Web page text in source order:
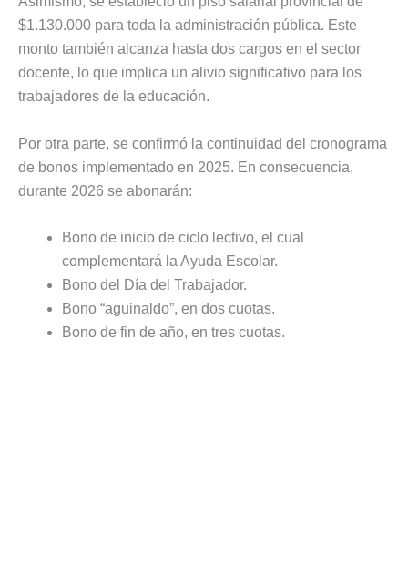
$1.130.000 para toda la administración pública. Este
monto también alcanza hasta dos cargos en el sector
docente, lo que implica un alivio significativo para los
trabajadores de la educación.
Por otra parte, se confirmó la continuidad del cronograma
de bonos implementado en 2025. En consecuencia,
durante 2026 se abonarán:
Bono de inicio de ciclo lectivo, el cual
complementará la Ayuda Escolar.
Bono del Día del Trabajador.
Bono “aguinaldo”, en dos cuotas.
Bono de fin de año, en tres cuotas.